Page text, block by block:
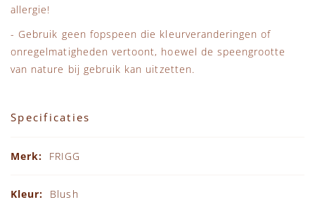
allergie!
- Gebruik geen fopspeen die kleurveranderingen of
onregelmatigheden vertoont, hoewel de speengrootte
van nature bij gebruik kan uitzetten.
Specificaties
FRIGG
Blush